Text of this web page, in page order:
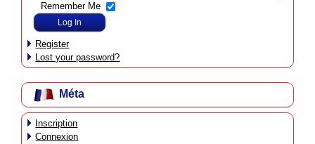
Remember Me
Register
Lost your password?
Méta
Inscription
Connexion